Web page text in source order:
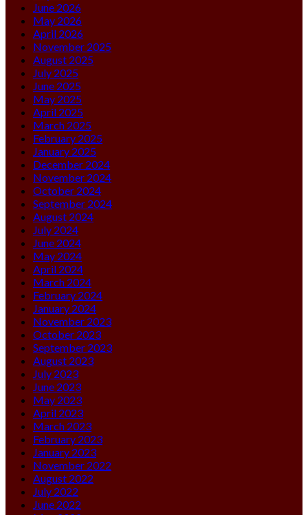
June 2026
May 2026
April 2026
November 2025
August 2025
July 2025
June 2025
May 2025
April 2025
March 2025
February 2025
January 2025
December 2024
November 2024
October 2024
September 2024
August 2024
July 2024
June 2024
May 2024
April 2024
March 2024
February 2024
January 2024
November 2023
October 2023
September 2023
August 2023
July 2023
June 2023
May 2023
April 2023
March 2023
February 2023
January 2023
November 2022
August 2022
July 2022
June 2022